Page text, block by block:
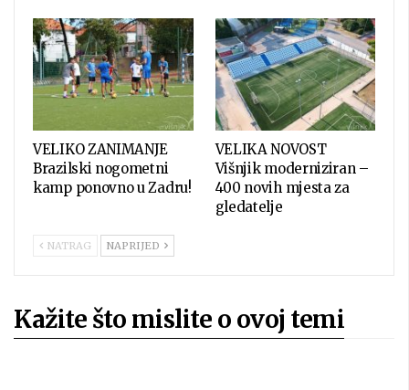
VELIKO ZANIMANJE
Brazilski nogometni
kamp ponovno u Zadru!
VELIKA NOVOST
Višnjik moderniziran –
400 novih mjesta za
gledatelje
NATRAG NAPRIJED
Kažite što mislite o ovoj temi